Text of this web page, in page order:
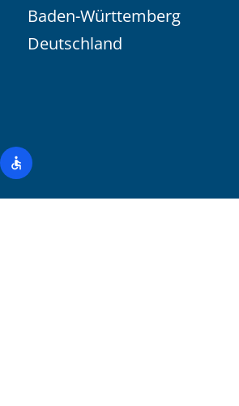
Baden-Württemberg
Deutschland